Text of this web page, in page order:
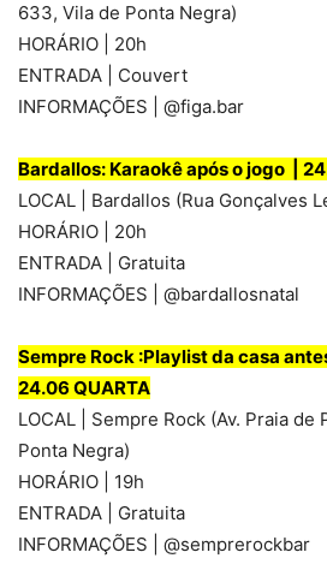
633, Vila de Ponta Negra)
HORÁRIO | 20h
ENTRADA | Couvert
INFORMAÇÕES | @figa.bar
Bardallos: Karaokê após o jogo |
LOCAL | Bardallos (Rua Gonçalves
HORÁRIO | 20h
ENTRADA | Gratuita
INFORMAÇÕES | @bardallosnatal
Sempre Rock :Playlist da casa
24.06 QUARTA
LOCAL | Sempre Rock (Av. Praia de
Ponta Negra)
HORÁRIO | 19h
ENTRADA | Gratuita
INFORMAÇÕES | @semprerockbar